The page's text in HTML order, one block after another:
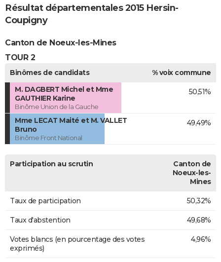
Résultat départementales 2015 Hersin-
Coupigny
Canton de Noeux-les-Mines
TOUR 2
Binômes de candidats
% voix commune
M. DAGBERT Michel et Mme
GAUTHIER Karine
Binôme Union de la Gauche
50,51%
Mme LECAT Maité et M. VALLET
Bruno
Binôme Front National
49,49%
Participation au scrutin
Canton de
Noeux-les-
Mines
Taux de participation 50,32%
Taux d'abstention 49,68%
Votes blancs (en pourcentage des votes
exprimés)
4,96%